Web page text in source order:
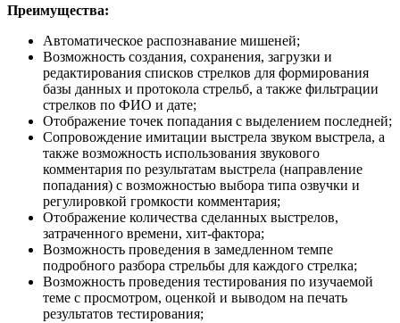
Преимущества:
Автоматическое распознавание мишеней;
Возможность создания, сохранения, загрузки и
редактирования списков стрелков для формирования
базы данных и протокола стрельб, а также фильтрации
стрелков по ФИО и дате;
Отображение точек попадания с выделением последней;
Сопровождение имитации выстрела звуком выстрела, а
также возможность использования звукового
комментария по результатам выстрела (направление
попадания) с возможностью выбора типа озвучки и
регулировкой громкости комментария;
Отображение количества сделанных выстрелов,
затраченного времени, хит-фактора;
Возможность проведения в замедленном темпе
подробного разбора стрельбы для каждого стрелка;
Возможность проведения тестирования по изучаемой
теме с просмотром, оценкой и выводом на печать
результатов тестирования;